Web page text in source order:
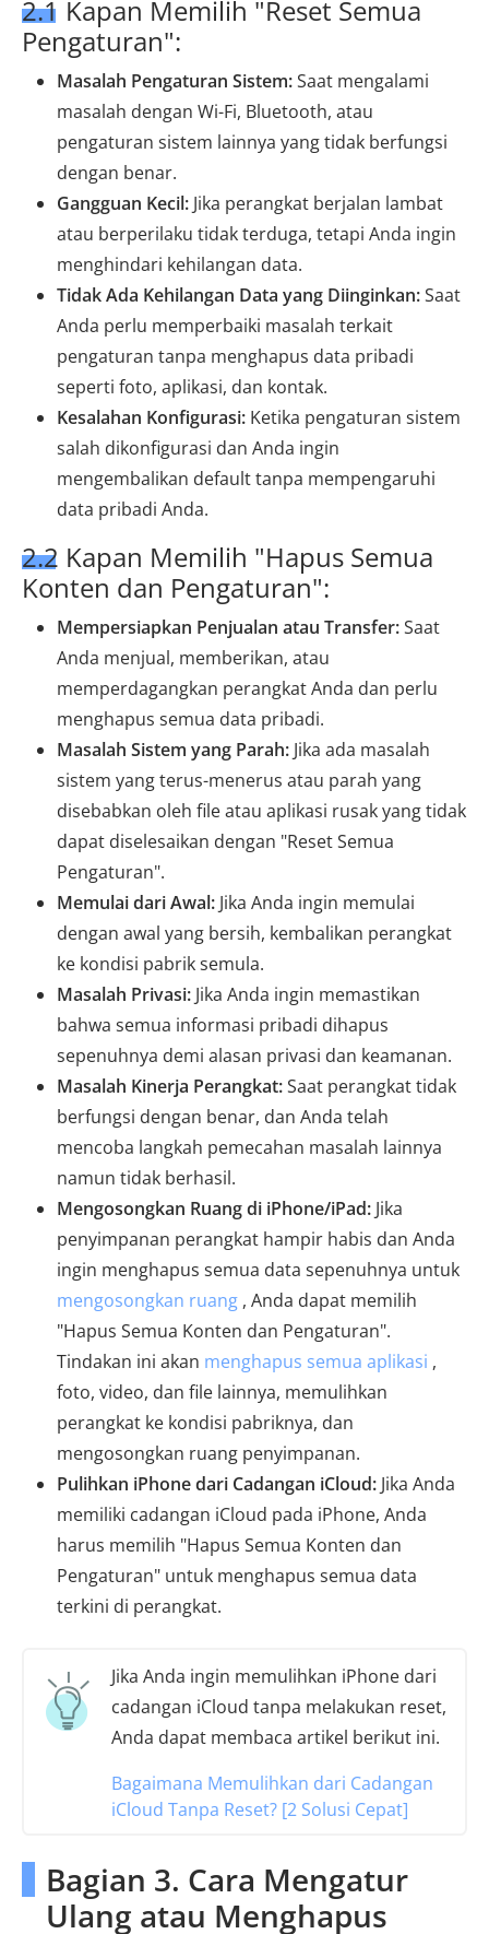
2.1 Kapan Memilih "Reset Semua
Pengaturan":
Masalah Pengaturan Sistem:Saat mengalami
masalah dengan Wi-Fi, Bluetooth, atau
pengaturan sistem lainnya yang tidak berfungsi
dengan benar.
Gangguan Kecil: Jika perangkat berjalan lambat
atau berperilaku tidak terduga, tetapi Anda ingin
menghindari kehilangan data.
Tidak Ada Kehilangan Data yang Diinginkan:Saat
Anda perlu memperbaiki masalah terkait
pengaturan tanpa menghapus data pribadi
seperti foto, aplikasi, dan kontak.
Kesalahan Konfigurasi: Ketika pengaturan sistem
salah dikonfigurasi dan Anda ingin
mengembalikan default tanpa mempengaruhi
data pribadi Anda.
2.2 Kapan Memilih "Hapus Semua
Konten dan Pengaturan":
Mempersiapkan Penjualan atau Transfer:Saat
Anda menjual, memberikan, atau
memperdagangkan perangkat Anda dan perlu
menghapus semua data pribadi.
Masalah Sistem yang Parah: Jika ada masalah
sistem yang terus-menerus atau parah yang
disebabkan oleh file atau aplikasi rusak yang tidak
dapat diselesaikan dengan "Reset Semua
Pengaturan".
Memulai dari Awal: Jika Anda ingin memulai
dengan awal yang bersih, kembalikan perangkat
ke kondisi pabrik semula.
Masalah Privasi: Jika Anda ingin memastikan
bahwa semua informasi pribadi dihapus
sepenuhnya demi alasan privasi dan keamanan.
Masalah Kinerja Perangkat:Saat perangkat tidak
berfungsi dengan benar, dan Anda telah
mencoba langkah pemecahan masalah lainnya
namun tidak berhasil.
Mengosongkan Ruang di iPhone/iPad: Jika
penyimpanan perangkat hampir habis dan Anda
ingin menghapus semua data sepenuhnya untuk
mengosongkan ruang , Anda dapat memilih
"Hapus Semua Konten dan Pengaturan".
Tindakan ini akan menghapus semua aplikasi ,
foto, video, dan file lainnya, memulihkan
perangkat ke kondisi pabriknya, dan
mengosongkan ruang penyimpanan.
Pulihkan iPhone dari Cadangan iCloud: Jika Anda
memiliki cadangan iCloud pada iPhone, Anda
harus memilih "Hapus Semua Konten dan
Pengaturan" untuk menghapus semua data
terkini di perangkat.
Jika Anda ingin memulihkan iPhone dari
cadangan iCloud tanpa melakukan reset,
Anda dapat membaca artikel berikut ini.
Bagaimana Memulihkan dari Cadangan
iCloud Tanpa Reset? [2 Solusi Cepat]
Bagian 3. Cara Mengatur
Ulang atau Menghapus